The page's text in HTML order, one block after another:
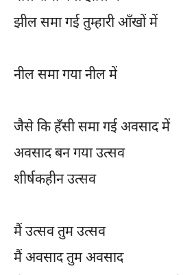
झील समा गई तुम्हारी आँखों में
नील समा गया नील में
जैसे कि हँसी समा गई अवसाद में
अवसाद बन गया उत्सव
शीर्षकहीन उत्सव
मैं उत्सव तुम उत्सव
मैं अवसाद तुम अवसाद